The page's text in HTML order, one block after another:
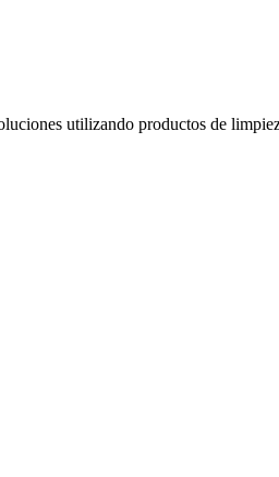
utilizando productos de